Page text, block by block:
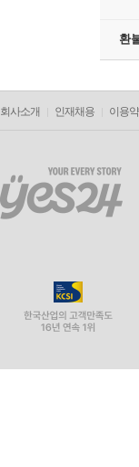
환
회사소개 인재채용 이용